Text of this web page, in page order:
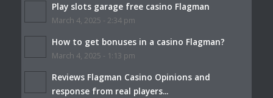
Play slots garage free casino Flagman
March 4, 2025 - 2:34 pm
How to get bonuses in a casino Flagman?
March 4, 2025 - 1:13 pm
Reviews Flagman Casino Opinions and
response from real players...